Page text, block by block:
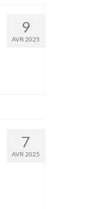
9
AVR 2025
7
AVR 2025